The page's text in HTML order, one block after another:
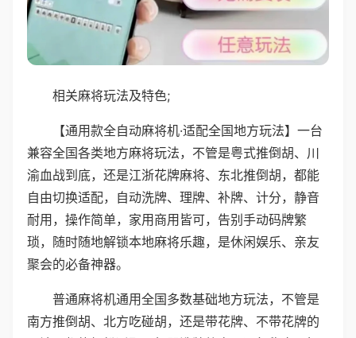
相关麻将玩法及特色;
【通用款全自动麻将机·适配全国地方玩法】一台
兼容全国各类地方麻将玩法，不管是粤式推倒胡、川
渝血战到底，还是江浙花牌麻将、东北推倒胡，都能
自由切换适配，自动洗牌、理牌、补牌、计分，静音
耐用，操作简单，家用商用皆可，告别手动码牌繁
琐，随时随地解锁本地麻将乐趣，是休闲娱乐、亲友
聚会的必备神器。
普通麻将机通用全国多数基础地方玩法，不管是
南方推倒胡、北方吃碰胡，还是带花牌、不带花牌的